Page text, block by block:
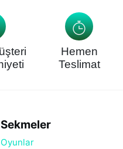
Hemen
Teslimat
Sekmeler
Oyunlar